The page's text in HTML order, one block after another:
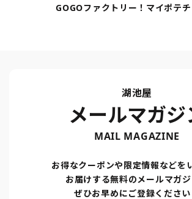
GOGOファクトリー！マイポテ
湖池屋
メールマガジ
MAIL MAGAZINE
お得なクーポンや限定情報などを
お届けする無料のメールマガジ
ぜひお早めにご登録ください